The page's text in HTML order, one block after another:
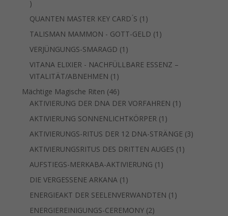
1
Produkt
QUANTEN MASTER KEY CARD ́S 1 1
Produkt
TALISMAN MAMMON - GOTT-GELD 1 1
VERJÜNGUNGS-SMARAGD 1 1
Produkt
VITANA ELIXIER - NACHFÜLLBARE ESSENZ –
VITALITÄT/ABNEHMEN 1 1
Produkt
Mächtige Magische Riten 4646
Produkte
AKTIVIERUNG DER DNA DER VORFAHREN 1 1
AKTIVIERUNG SONNENLICHTKÖRPER 1 1
Produkt
AKTIVIERUNGS-RITUS DER 12 DNA-STRÄNGE 33
AKTIVIERUNGSRITUS DES DRITTEN AUGES 1 1
AUFSTIEGS-MERKABA-AKTIVIERUNG 1 1
DIE VERGESSENE ARKANA 1 1
Produkt
ENERGIEAKT DER SEELENVERWANDTEN 1 1
ENERGIEREINIGUNGS-CEREMONY 22